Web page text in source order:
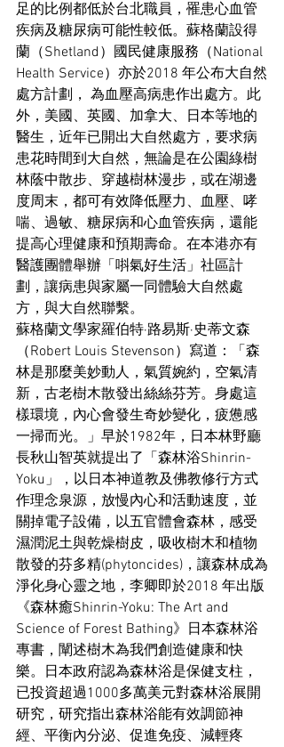
足的比例都低於台北職員，罹患心血管
疾病及糖尿病可能性較低。蘇格蘭設得
蘭（Shetland）國民健康服務（National
Health Service）亦於2018 年公布大自然
處方計劃， 為血壓高病患作出處方。此
外，美國、英國、加拿大、日本等地的
醫生，近年已開出大自然處方，要求病
患花時間到大自然，無論是在公園綠樹
林蔭中散步、穿越樹林漫步，或在湖邊
度周末，都可有效降低壓力、血壓、哮
喘、過敏、糖尿病和心血管疾病，還能
提高心理健康和預期壽命。在本港亦有
醫護團體舉辦「唞氣好生活」社區計
劃，讓病患與家屬一同體驗大自然處
方，與大自然聯繫。
蘇格蘭文學家羅伯特·路易斯·史蒂文森
（Robert Louis Stevenson）寫道：「森
林是那麼美妙動人，氣質婉約，空氣清
新，古老樹木散發出絲絲芬芳。身處這
樣環境，內心會發生奇妙變化，疲憊感
一掃而光。」早於1982年，日本林野廳
長秋山智英就提出了「森林浴Shinrin-
Yoku」，以日本神道教及佛教修行方式
作理念泉源，放慢內心和活動速度，並
關掉電子設備，以五官體會森林，感受
濕潤泥土與乾燥樹皮，吸收樹木和植物
散發的芬多精(phytoncides)，讓森林成為
淨化身心靈之地，李卿即於2018 年出版
《森林癒Shinrin-Yoku: The Art and
Science of Forest Bathing》日本森林浴
專書，闡述樹木為我們創造健康和快
樂。日本政府認為森林浴是保健支柱，
已投資超過1000多萬美元對森林浴展開
研究，研究指出森林浴能有效調節神
經、平衡內分泌、促進免疫、減輕疼